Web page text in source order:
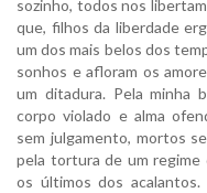
sozinho, todos nos
que, filhos da liberdade
um dos mais belos dos
sonhos e afloram os
um ditadura. Pela minha
corpo violado e alma
sem julgamento, mortos
pela tortura de um regime
os últimos dos